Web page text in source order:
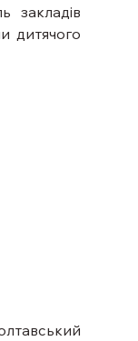
закладів
дитячого